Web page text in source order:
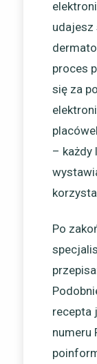
udajesz
proces
się za
– każdy
Po
recepta
numeru